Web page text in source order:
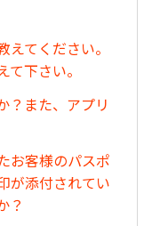
てください。
下さい。
？また、アプリ
お客様のパスポ
が添付されてい
？